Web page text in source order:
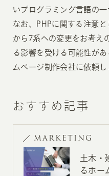
いプログラミング言語の一
なお、PHPに関する注意
から7系への変更をお考え
る影響を受ける可能性が
ムページ制作会社に依頼し
おすすめ記事
MARKETING
土木・
るホー